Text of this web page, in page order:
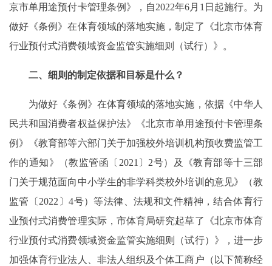
京市单用途预付卡管理条例》，自2022年6月1日起施行。为
做好《条例》在体育领域的落地实施，制定了《北京市体育
行业预付式消费领域资金监管实施细则（试行）》。
二、细则的制定依据和目标是什么？
为做好《条例》在体育领域的落地实施，依据《中华人
民共和国消费者权益保护法》《北京市单用途预付卡管理条
例》《教育部等六部门关于加强校外培训机构预收费监管工
作的通知》（教监管函〔2021〕2号）及《教育部等十三部
门关于规范面向中小学生的非学科类校外培训的意见》（教
监管〔2022〕4号）等法律、法规和文件精神，结合体育行
业预付式消费管理实际，市体育局研究起草了《北京市体育
行业预付式消费领域资金监管实施细则（试行）》，进一步
加强体育行业法人、非法人组织及个体工商户（以下简称经